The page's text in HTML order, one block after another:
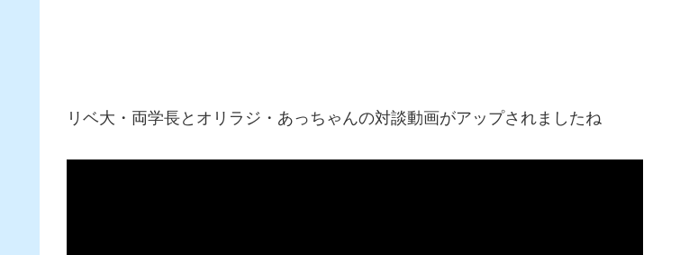
リベ大・両学長とオリラジ・あっちゃんの対談動画がアップされましたね